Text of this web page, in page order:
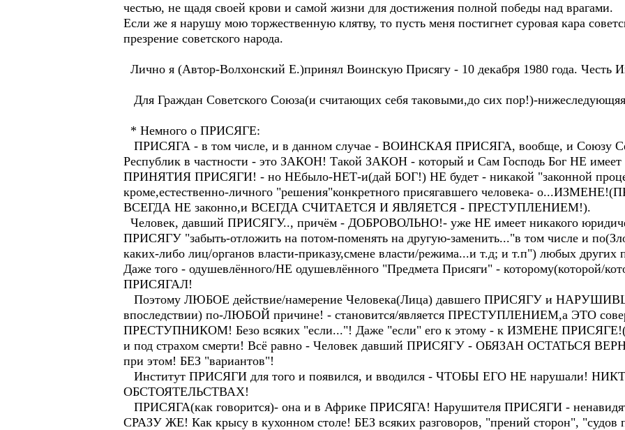
честью, не щадя своей крови и самой жизни для достижения полной победы над врагами.
Если же я нарушу мою торжественную клятву, то пусть меня постигнет суровая кара
презрение советского народа.
Лично я (Автор-Волхонский Е.)принял Воинскую Присягу - 10 декабря 1980 года. Честь
Для Граждан Советского Союза(и считающих себя таковыми,до сих пор!)-
* Немного о ПРИСЯГЕ:
ПРИСЯГА - в том числе, и в данном случае - ВОИНСКАЯ ПРИСЯГА, вообще, и Союзу
Республик в частности - это ЗАКОН! Такой ЗАКОН - который и Сам Господь Бог НЕ
ПРИНЯТИЯ ПРИСЯГИ! - но НЕбыло-НЕТ-и(дай БОГ!) НЕ будет - никакой "законной
кроме,естественно-личного "решения"конкретного присягавшего человека-
ВСЕГДА НЕ законно,и ВСЕГДА СЧИТАЕТСЯ И ЯВЛЯЕТСЯ - ПРЕСТУПЛЕНИЕМ!).
Человек, давший ПРИСЯГУ.., причём - ДОБРОВОЛЬНО!- уже НЕ имеет никакого
ПРИСЯГУ "забыть-отложить на потом-поменять на другую-заменить..."в том числе и
каких-либо лиц/органов власти-приказу,смене власти/режима...и т.д; и т.п") любых других
Даже того - одушевлённого/НЕ одушевлённого "Предмета Присяги" - которому(которой/
ПРИСЯГАЛ!
Поэтому ЛЮБОЕ действие/намерение Человека(Лица) давшего ПРИСЯГУ и
впоследствии) по-ЛЮБОЙ причине! - становится/является ПРЕСТУПЛЕНИЕМ,а ЭТО
ПРЕСТУПНИКОМ! Безо всяких "если..."! Даже "если" его к этому - к ИЗМЕНЕ
и под страхом смерти! Всё равно - Человек давший ПРИСЯГУ - ОБЯЗАН ОСТАТЬСЯ
при этом! БЕЗ "вариантов"!
Институт ПРИСЯГИ для того и появился, и вводился - ЧТОБЫ ЕГО НЕ нарушали!
ОБСТОЯТЕЛЬСТВАХ!
ПРИСЯГА(как говорится)- она и в Африке ПРИСЯГА! Нарушителя ПРИСЯГИ -
СРАЗУ ЖЕ! Как крысу в кухонном столе! БЕЗ всяких разговоров, "прений сторон",